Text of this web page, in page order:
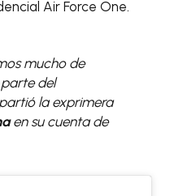
Air Force One.
mucho de
parte del
la exprimera
en su cuenta de